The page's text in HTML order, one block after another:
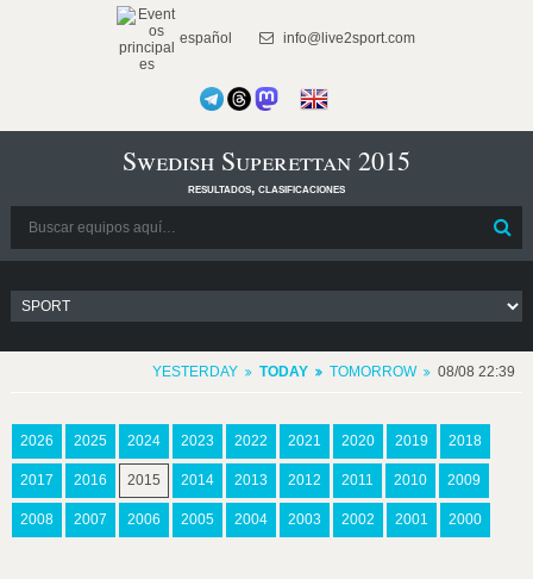
español info@live2sport.com
Swedish Superettan 2015
resultados, clasificaciones
YESTERDAY TODAY TOMORROW 08/08 22:39
2026 2025 2024 2023 2022 2021 2020 2019 2018
2017 2016 2015 2014 2013 2012 2011 2010 2009
2008 2007 2006 2005 2004 2003 2002 2001 2000